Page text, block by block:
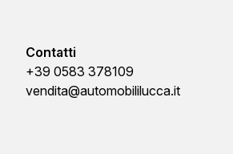
Contatti
+39 0583 378109
vendita@automobililucca.it